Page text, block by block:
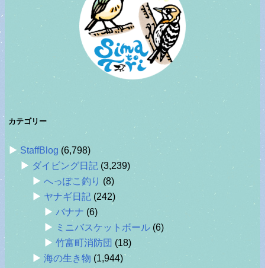
カテゴリー
StaffBlog (6,798)
ダイビング日記 (3,239)
へっぽこ釣り (8)
ヤナギ日記 (242)
バナナ (6)
ミニバスケットボール (6)
竹富町消防団 (18)
海の生き物 (1,944)